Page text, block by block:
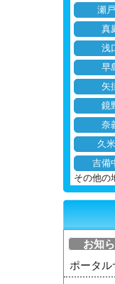
瀬
真
浅
早
矢
鏡
奈
久
吉備
その他の
お知
ポータ